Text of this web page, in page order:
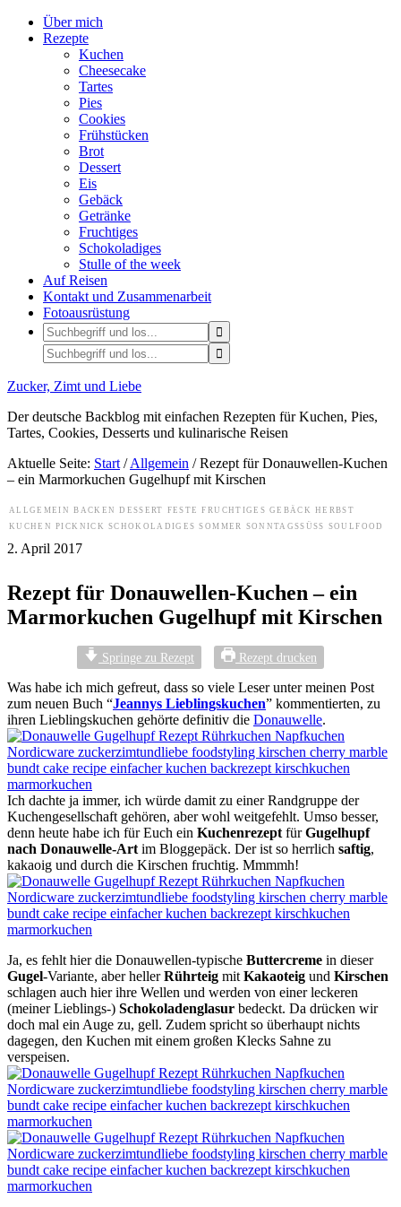
Über mich
Rezepte
Kuchen
Cheesecake
Tartes
Pies
Cookies
Frühstücken
Brot
Dessert
Eis
Gebäck
Getränke
Fruchtiges
Schokoladiges
Stulle of the week
Auf Reisen
Kontakt und Zusammenarbeit
Fotoausrüstung
Zucker, Zimt und Liebe
Der deutsche Backblog mit einfachen Rezepten für Kuchen, Pies,
Tartes, Cookies, Desserts und kulinarische Reisen
Aktuelle Seite: Start / Allgemein /Rezept für Donauwellen-Kuchen
– ein Marmorkuchen Gugelhupf mit Kirschen
ALLGEMEIN BACKEN DESSERT FESTE FRUCHTIGES GEBÄCK
HERBST
KUCHEN
PICKNICK SCHOKOLADIGES SOMMER SONNTAGSSÜSS SOULFOOD
2. April 2017
Rezept für Donauwellen-Kuchen – ein
Marmorkuchen Gugelhupf mit Kirschen
Springe zu Rezept Rezept drucken
Was habe ich mich gefreut, dass so viele Leser unter meinen Post
zum neuen Buch “Jeannys Lieblingskuchen” kommentierten, zu
ihren Lieblingskuchen gehörte definitiv die Donauwelle.
Ich dachte ja immer, ich würde damit zu einer Randgruppe der
Kuchengesellschaft gehören, aber wohl weitgefehlt. Umso besser,
denn heute habe ich für Euch ein Kuchenrezept fürGugelhupf
nach Donauwelle-Art im Bloggepäck. Der ist so herrlich saftig,
kakaoig und durch die Kirschen fruchtig. Mmmmh!
Ja, es fehlt hier die Donauwellen-typische Buttercreme in dieser
Gugel-Variante, aber hellerRührteig mit Kakaoteig und Kirschen
schlagen auch hier ihre Wellen und werden von einer leckeren
(meiner Lieblings-) Schokoladenglasur bedeckt. Da drücken wir
doch mal ein Auge zu, gell. Zudem spricht so überhaupt nichts
dagegen, den Kuchen mit einem großen Klecks Sahne zu
verspeisen.